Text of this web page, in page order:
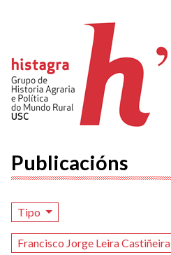
Publicacións
Tipo
Francisco Jorge Leira Castiñeira